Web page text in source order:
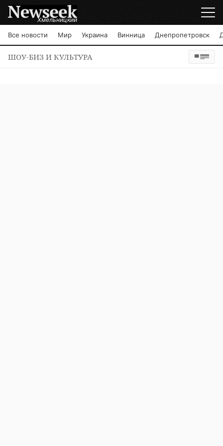
Хмельницкий
Все новости Мир Украина Винница Днепропетровск
ШОУ-БИЗ И КУЛЬТУРА